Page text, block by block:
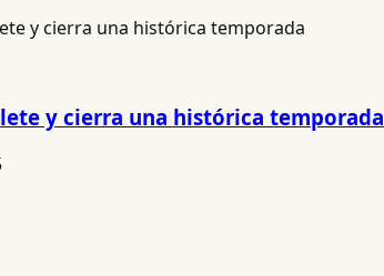
y cierra una histórica temporada